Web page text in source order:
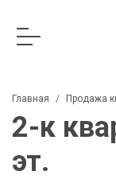
Главная Продажа
2-к
эт.